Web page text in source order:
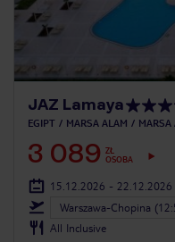
JAZ Lamaya
EGIPT MARSA ALAM MARSA
3 089 ZŁ
OSOBA
15.12.2026 - 22.12.2026
Warszawa-Chopina
All Inclusive